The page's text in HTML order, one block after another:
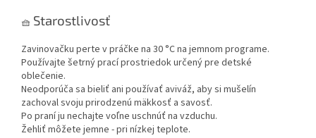
🧺 Starostlivosť
Zavinovačku perte v práčke na 30 °C na jemnom programe.
Používajte šetrný prací prostriedok určený pre detské
oblečenie.
Neodporúča sa bieliť ani používať aviváž, aby si mušelín
zachoval svoju prirodzenú mäkkosť a savosť.
Po praní ju nechajte voľne uschnúť na vzduchu.
Žehliť môžete jemne - pri nízkej teplote.